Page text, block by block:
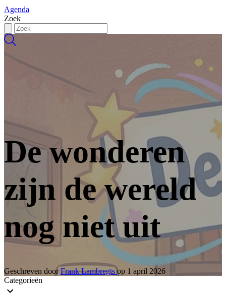
Agenda
Zoek
De wonderen
zijn de wereld
nog niet uit
Geschreven doorFrank Lambregtsop 1 april 2026
Categorieën